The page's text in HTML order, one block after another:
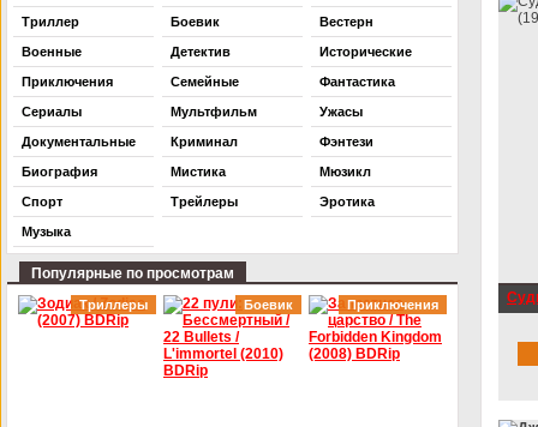
Литературы
Триллер
Военные
Приключения
Сериалы
Документальные
Биография
Спорт
Музыка
Боевик
Детектив
Семейные
Мультфильм
Криминал
Мистика
Трейлеры
Вестерн
Исторические
Фантастика
Ужасы
Фэнтези
Мюзикл
Эротика
Популярные по просмотрам
Триллеры Боевик Приключения